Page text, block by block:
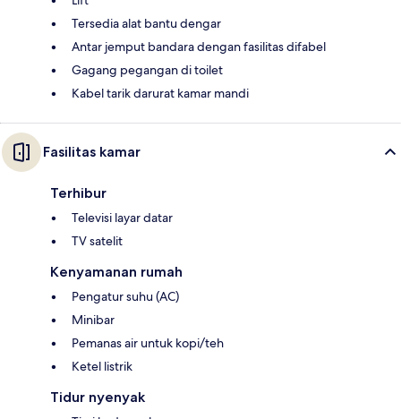
Tersedia alat bantu dengar
Antar jemput bandara dengan fasilitas difabel
Gagang pegangan di toilet
Kabel tarik darurat kamar mandi
Fasilitas kamar
Terhibur
Televisi layar datar
TV satelit
Kenyamanan rumah
Pengatur suhu (AC)
Minibar
Pemanas air untuk kopi/teh
Ketel listrik
Tidur nyenyak